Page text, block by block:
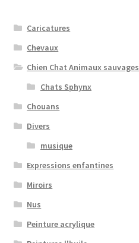
Caricatures
Chevaux
Chien Chat Animaux sauvages
Chats Sphynx
Chouans
Divers
musique
Expressions enfantines
Miroirs
Nus
Peinture acrylique